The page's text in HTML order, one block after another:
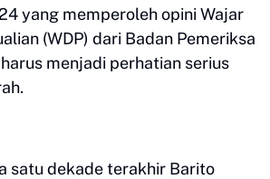
yang memperoleh opini Wajar
(WDP) dari Badan Pemeriksa
menjadi perhatian serius
satu dekade terakhir Barito